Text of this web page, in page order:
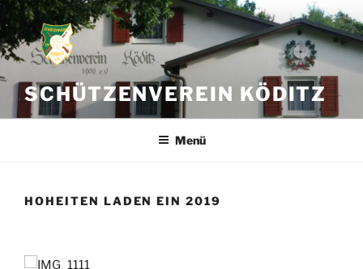
Zum
Inhalt
springen
SCHÜTZENVEREIN KÖDITZ
Menü
HOHEITEN LADEN EIN 2019